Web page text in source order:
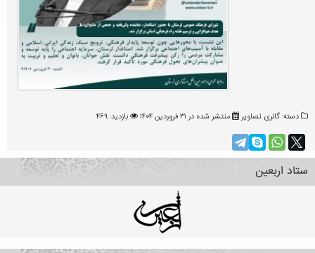
دسته:گالری تصاویر منتشر شده در ۳۱ فروردين ۱۴۰۴ بازدید: ۴۶۹
ستاد اربعین